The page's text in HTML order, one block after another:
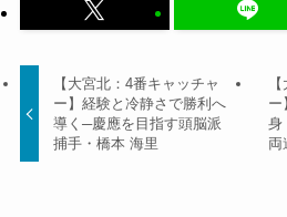
【大宮北：4番キャッチャ
ー】経験と冷静さで勝利へ
導く─慶應を目指す頭脳派
捕手・橋本 海里
ー
身
両